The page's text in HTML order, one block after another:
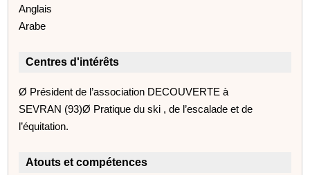
Anglais
Arabe
Centres d'intérêts
Ø Président de l’association DECOUVERTE à
SEVRAN (93)Ø Pratique du ski , de l’escalade et de
l’équitation.
Atouts et compétences